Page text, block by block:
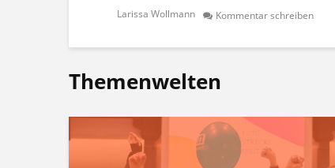
Larissa Wollmann Kommentar schreiben
Themenwelten